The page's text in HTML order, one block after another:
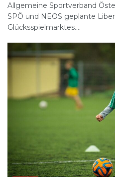
Allgemeine Sportverband
SPÖ und NEOS geplante
Glücksspielmarktes....